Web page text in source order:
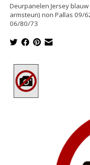
Deurpanelen Jersey
armsteun) non Pallas 09/
06/80/73